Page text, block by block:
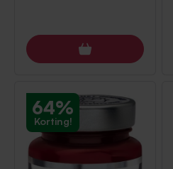
64%
Korting!